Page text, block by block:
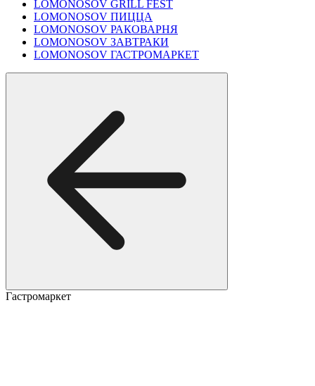
LOMONOSOV GRILL FEST
LOMONOSOV ПИЦЦА
LOMONOSOV РАКОВАРНЯ
LOMONOSOV ЗАВТРАКИ
LOMONOSOV ГАСТРОМАРКЕТ
Гастромаркет